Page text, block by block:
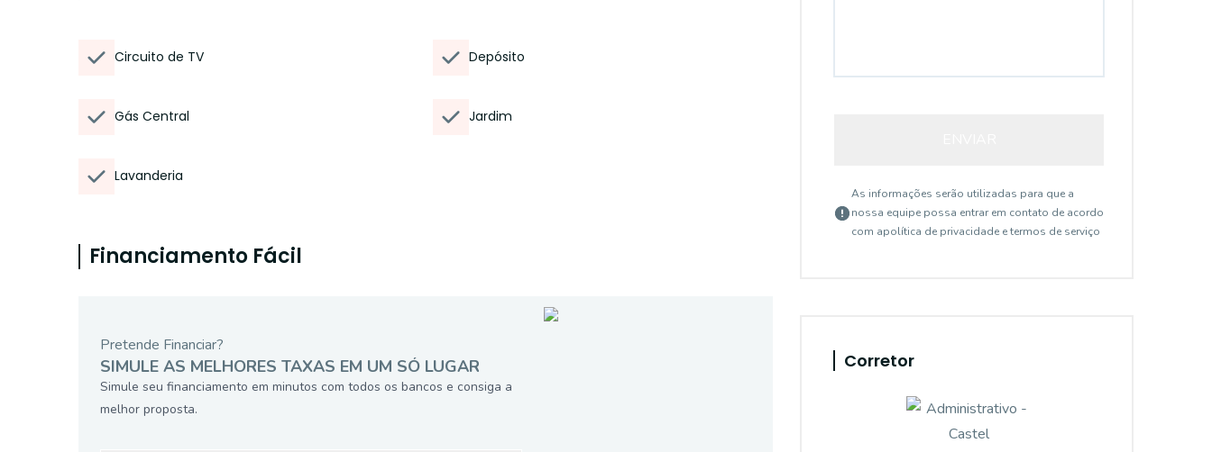
Circuito de TV Depósito
Gás Central Jardim
Lavanderia
Financiamento Fácil
Pretende Financiar?
SIMULE AS MELHORES TAXAS EM UM SÓ LUGAR
Simule seu financiamento em minutos com todos os bancos e consiga a
melhor proposta.
As informações serão utilizadas para que a
nossa equipe possa entrar em contato de acordo
com apolítica de privacidade e termos de serviço
Corretor